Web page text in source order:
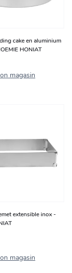
cake en aluminium
HONIAT
magasin
extensible inox -
magasin